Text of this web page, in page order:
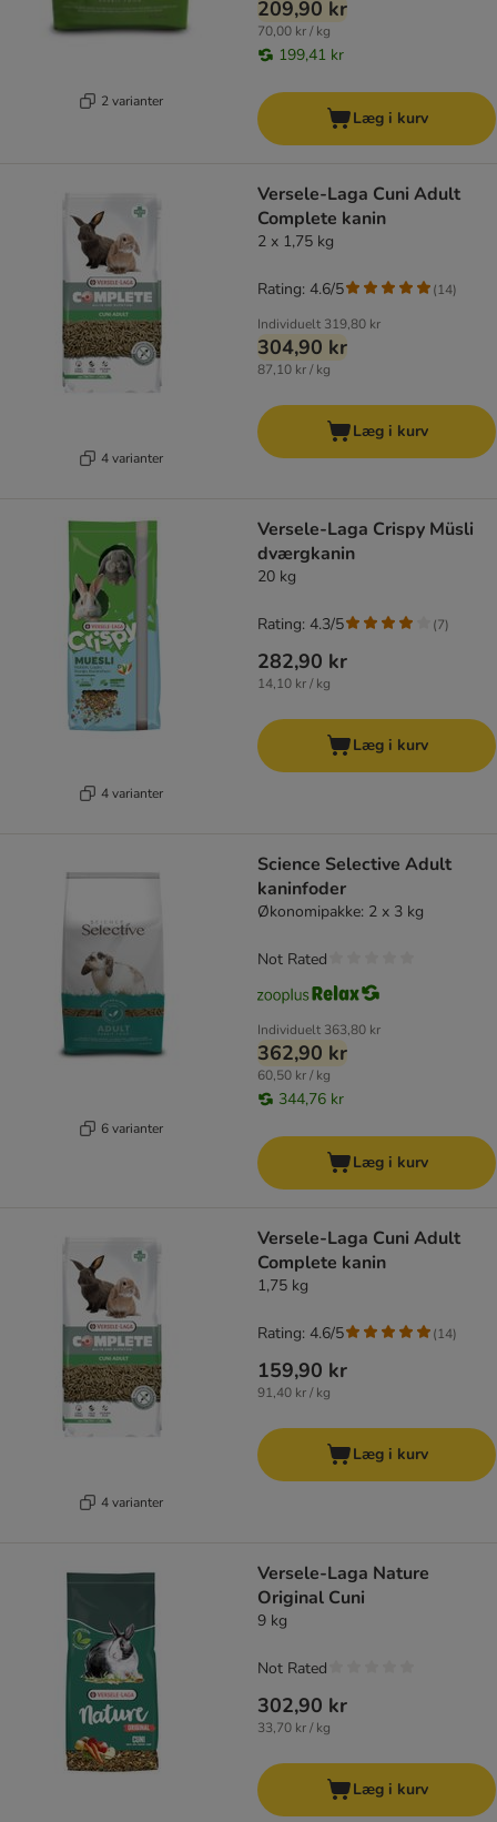
2 varianter
209,90 kr
70,00 kr / kg
199,41 kr
Læg i kurv
4 varianter
Versele-Laga Cuni Adult
Complete kanin
2 x 1,75 kg
Individuelt 319,80 kr
304,90 kr
87,10 kr / kg
Rating: 4.6/5 (14)
Læg i kurv
4 varianter
Versele-Laga Crispy Müsli
dværgkanin
20 kg
282,90 kr
14,10 kr / kg
Rating: 4.3/5 (7)
Læg i kurv
6 varianter
Science Selective Adult
kaninfoder
Økonomipakke: 2 x 3 kg
Individuelt 363,80 kr
362,90 kr
60,50 kr / kg
344,76 kr
Not Rated
Læg i kurv
4 varianter
Versele-Laga Cuni Adult
Complete kanin
1,75 kg
159,90 kr
91,40 kr / kg
Rating: 4.6/5 (14)
Læg i kurv
Versele-Laga Nature
Original Cuni
9 kg
302,90 kr
33,70 kr / kg
Not Rated
Læg i kurv